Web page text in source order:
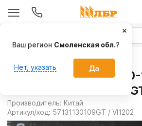
Болт с гайкой
ISO5713
Производитель: Китай
Артикул/код: 57131130109GT / VI1202
Ваш регион Смоленская обл.?
Нет, указать Да